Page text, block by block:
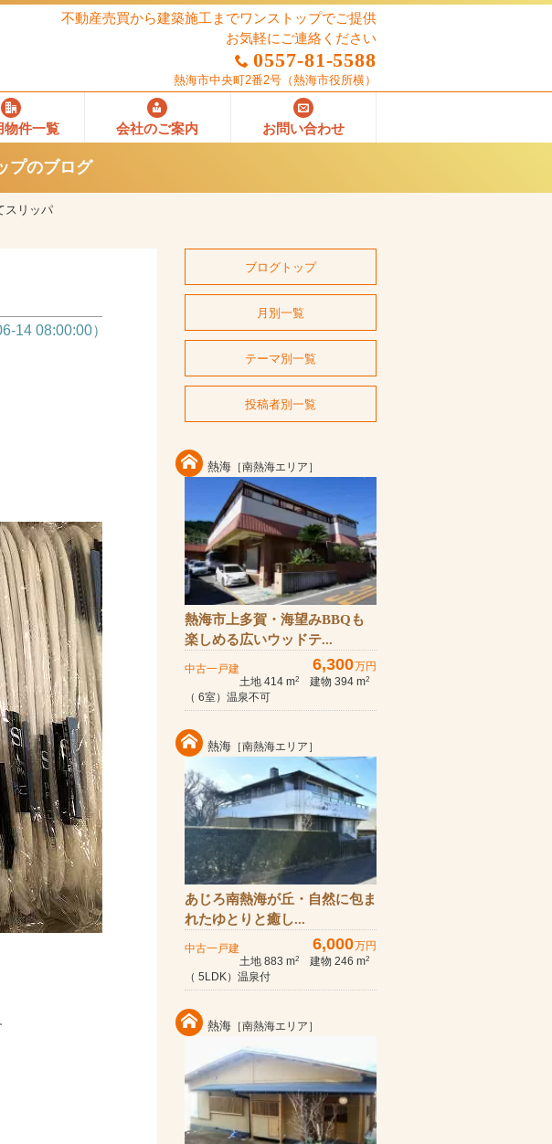
不動産売買から建築施工までワンストップでご提供
お気軽にご連絡ください
0557-81-5588
熱海市中央町2番2号 （熱海市役所横）
物件一覧 会社のご案内 お問い合わせ
プのブログ
スリッパ
14 08:00:00）
ブログトップ
月別一覧
テーマ別一覧
投稿者別一覧
熱海 ［南熱海エリア］
熱海市上多賀・海望みBBQも
楽しめる広いウッドテ...
中古一戸建 6,300万円
土地 414 m2 建物 394 m2
（ 6室）温泉不可
熱海 ［南熱海エリア］
あじろ南熱海が丘・自然に包ま
れたゆとりと癒し...
中古一戸建 6,000万円
土地 883 m2 建物 246 m2
（ 5LDK）温泉付
熱海 ［南熱海エリア］